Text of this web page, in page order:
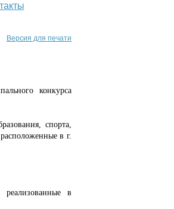
Версия для печати
конкурса
спорта,
в г.
в